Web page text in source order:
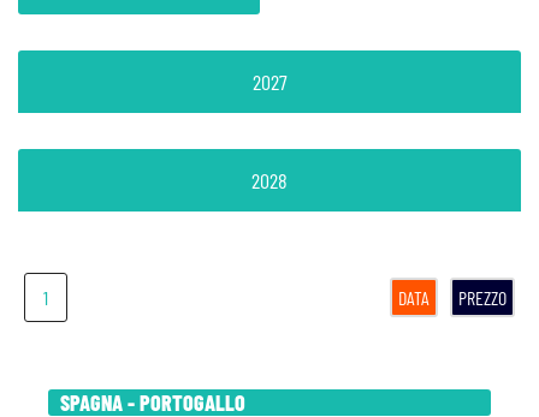
1 DATA PREZZO
SPAGNA - PORTOGALLO
2027
2028